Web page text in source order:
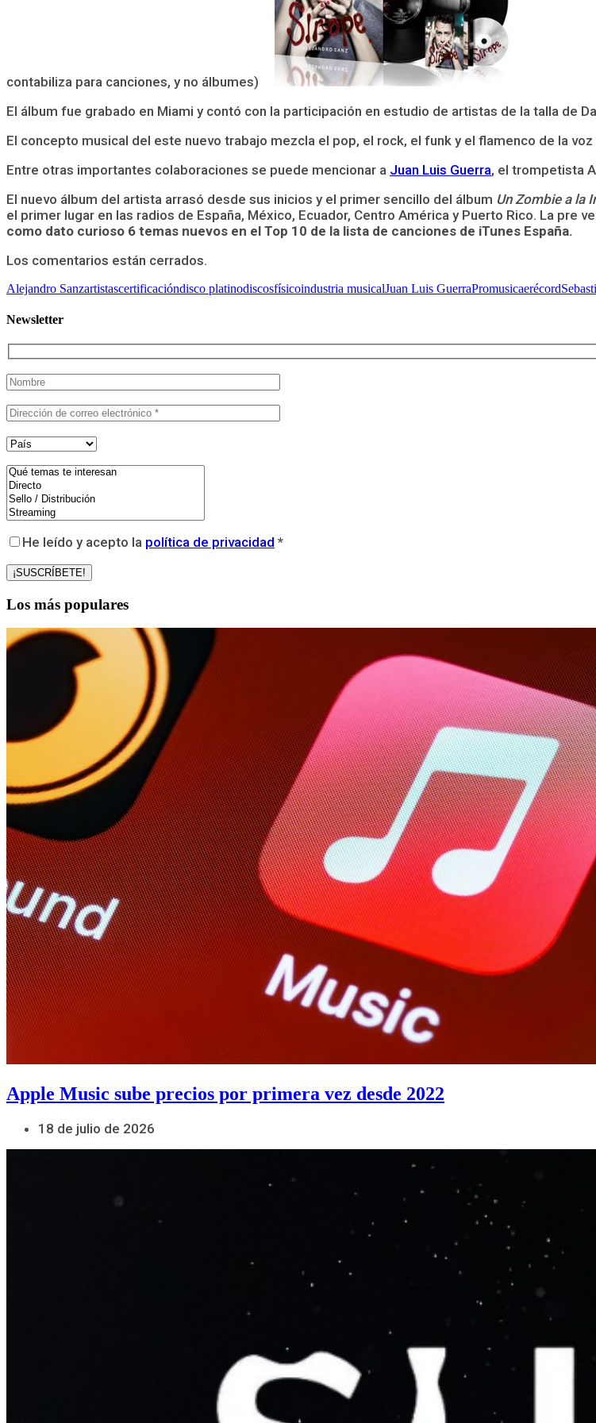
contabiliza para canciones, y no álbumes)
El álbum fue grabado en Miami y contó con la participación en estudio de artistas de la talla de
El concepto musical del este nuevo trabajo mezcla el pop, el rock, el funk y el flamenco de la
Entre otras importantes colaboraciones se puede mencionar a Juan Luis Guerra, el trompetista
El nuevo álbum del artista arrasó desde sus inicios y el primer sencillo del álbum Un Zombie a la
el primer lugar en las radios de España, México, Ecuador, Centro América y Puerto Rico. La pre
como dato curioso 6 temas nuevos en el Top 10 de la lista de canciones de iTunes España.
Los comentarios están cerrados.
Alejandro Sanzartistascertificacióndisco platinodiscosfísicoindustria musicalJuan Luis GuerraPromusicaerécord
Newsletter
He leído y acepto la política de privacidad *
Los más populares
Apple Music sube precios por primera vez desde 2022
18 de julio de 2026